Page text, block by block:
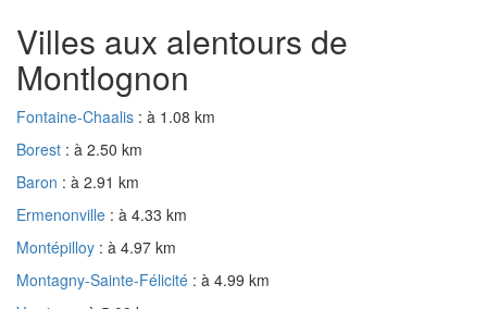
Villes aux alentours de
Montlognon
Fontaine-Chaalis : à 1.08 km
Borest : à 2.50 km
Baron : à 2.91 km
Ermenonville : à 4.33 km
Montépilloy : à 4.97 km
Montagny-Sainte-Félicité : à 4.99 km